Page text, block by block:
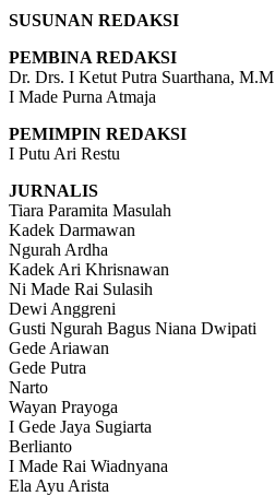
SUSUNAN REDAKSI
PEMBINA REDAKSI
Dr. Drs. I Ketut Putra Suarthana, M.M
I Made Purna Atmaja
PEMIMPIN REDAKSI
I Putu Ari Restu
JURNALIS
Tiara Paramita Masulah
Kadek Darmawan
Ngurah Ardha
Kadek Ari Khrisnawan
Ni Made Rai Sulasih
Dewi Anggreni
Gusti Ngurah Bagus Niana Dwipati
Gede Ariawan
Gede Putra
Narto
Wayan Prayoga
I Gede Jaya Sugiarta
Berlianto
I Made Rai Wiadnyana
Ela Ayu Arista